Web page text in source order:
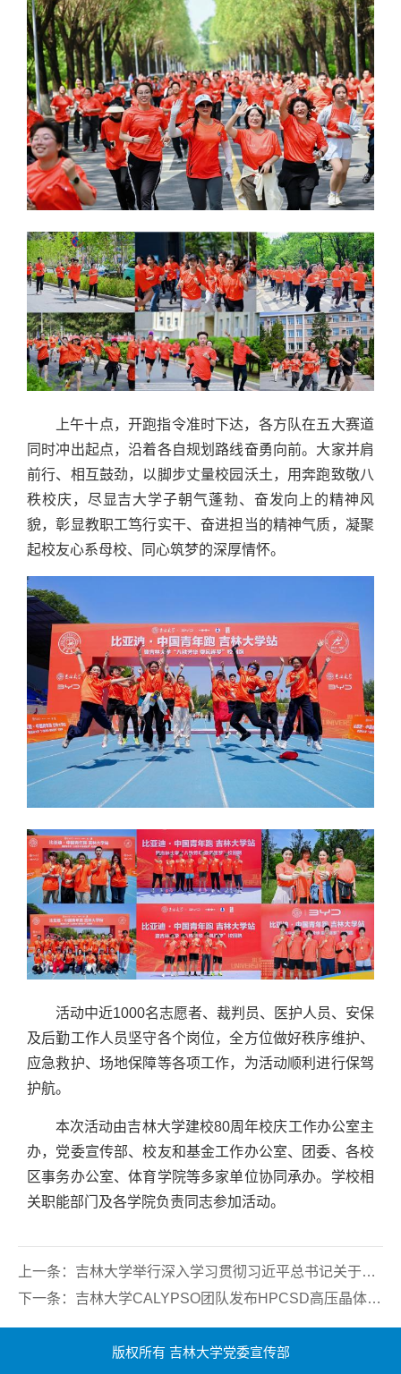
上午十点，开跑指令准时下达，各方队在五大赛道
同时冲出起点，沿着各自规划路线奋勇向前。大家并肩
前行、相互鼓劲，以脚步丈量校园沃土，用奔跑致敬八
秩校庆，尽显吉大学子朝气蓬勃、奋发向上的精神风
貌，彰显教职工笃行实干、奋进担当的精神气质，凝聚
起校友心系母校、同心筑梦的深厚情怀。
活动中近1000名志愿者、裁判员、医护人员、安保
及后勤工作人员坚守各个岗位，全方位做好秩序维护、
应急救护、场地保障等各项工作，为活动顺利进行保驾
护航。
本次活动由吉林大学建校80周年校庆工作办公室主
办，党委宣传部、校友和基金工作办公室、团委、各校
区事务办公室、体育学院等多家单位协同承办。学校相
关职能部门及各学院负责同志参加活动。
上一条： 吉林大学举行深入学习贯彻习近平总书记关于青年理论学习的重要论述系列活动
下一条： 吉林大学CALYPSO团队发布HPCSD高压晶体结构数据库
版权所有 吉林大学党委宣传部